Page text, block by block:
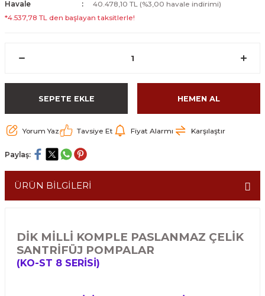
Havale
40.478,10 TL (%3,00 havale indirimi)
*4.537,78 TL den başlayan taksitlerle!
SEPETE EKLE HEMEN AL
Yorum Yaz Tavsiye Et Fiyat Alarmı Karşılaştır
Paylaş:
ÜRÜN BİLGİLERİ
DİK MİLLİ KOMPLE PASLANMAZ ÇELİK
SANTRİFÜJ POMPALAR
(KO-ST 8 SERİSİ)